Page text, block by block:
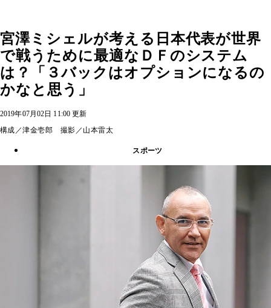
宮澤ミシェルが考える日本代表が世界
で戦うために最適なＤＦのシステム
は？「３バックはオプションになるの
かなと思う」
2019年07月02日 11:00 更新
構成／津金壱郎 撮影／山本雷太
スポーツ